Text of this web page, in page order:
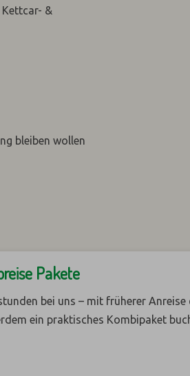
&
bleiben wollen
Pakete
bei uns – mit früherer
ein praktisches Kombipaket